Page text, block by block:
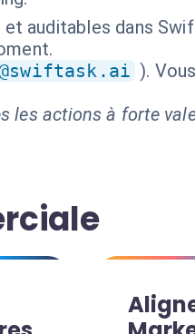
auditables dans
).
les actions à forte